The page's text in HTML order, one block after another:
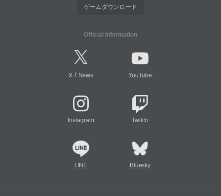
ゲームダウンロード
Official Information
X/ News YouTube
Instagram Twitch
LINE Bluesky